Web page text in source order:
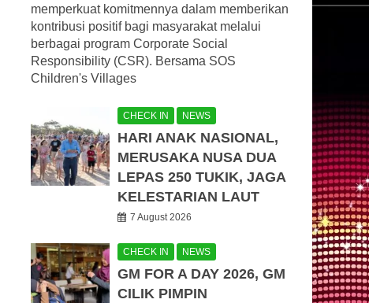
memperkuat komitmennya dalam memberikan
kontribusi positif bagi masyarakat melalui
berbagai program Corporate Social
Responsibility (CSR). Bersama SOS
Children's Villages
CHECK IN NEWS
HARI ANAK NASIONAL,
MERUSAKA NUSA DUA
LEPAS 250 TUKIK, JAGA
KELESTARIAN LAUT
7 August 2026
CHECK IN NEWS
GM FOR A DAY 2026, GM
CILIK PIMPIN